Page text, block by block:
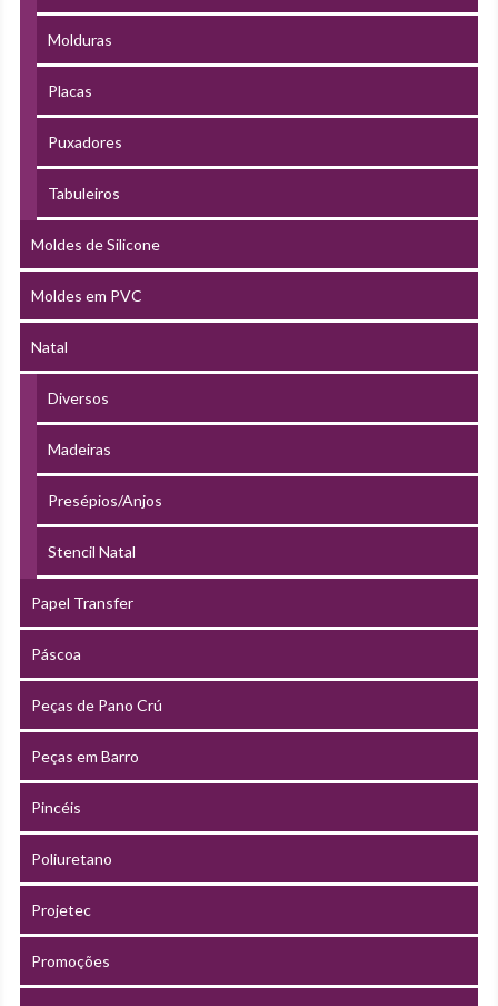
Molduras
Placas
Puxadores
Tabuleiros
Moldes de Silicone
Moldes em PVC
Natal
Diversos
Madeiras
Presépios/Anjos
Stencil Natal
Papel Transfer
Páscoa
Peças de Pano Crú
Peças em Barro
Pincéis
Poliuretano
Projetec
Promoções